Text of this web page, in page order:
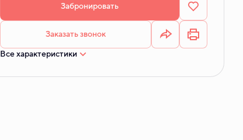
Забронировать
Заказать звонок
Все характеристики